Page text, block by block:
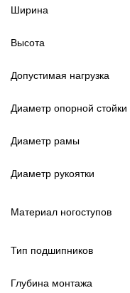
Ширина
Высота
Допустимая нагрузка
Диаметр опорной стойки
Диаметр рамы
Диаметр рукоятки
Материал ногоступов
Тип подшипников
Глубина монтажа